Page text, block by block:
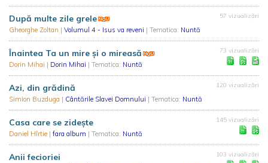
După multe zile grele
Gheorghe Zoltan | Volumul 4 - Isus va reveni | Tematica: Nuntă
57 vizualizări
Înaintea Ta un mire și o mireasă
Dorin Mihai | Dorin Mihai | Tematica: Nuntă
73 vizualizări
Azi, din grădină
Simion Buzduga | Cântările Slavei Domnului | Tematica: Nuntă
120 vizualizări
Casa care se zidește
Daniel Hîrtie | fara album | Tematica: Nuntă
145 vizualizări
Anii fecioriei 103 vizualizări